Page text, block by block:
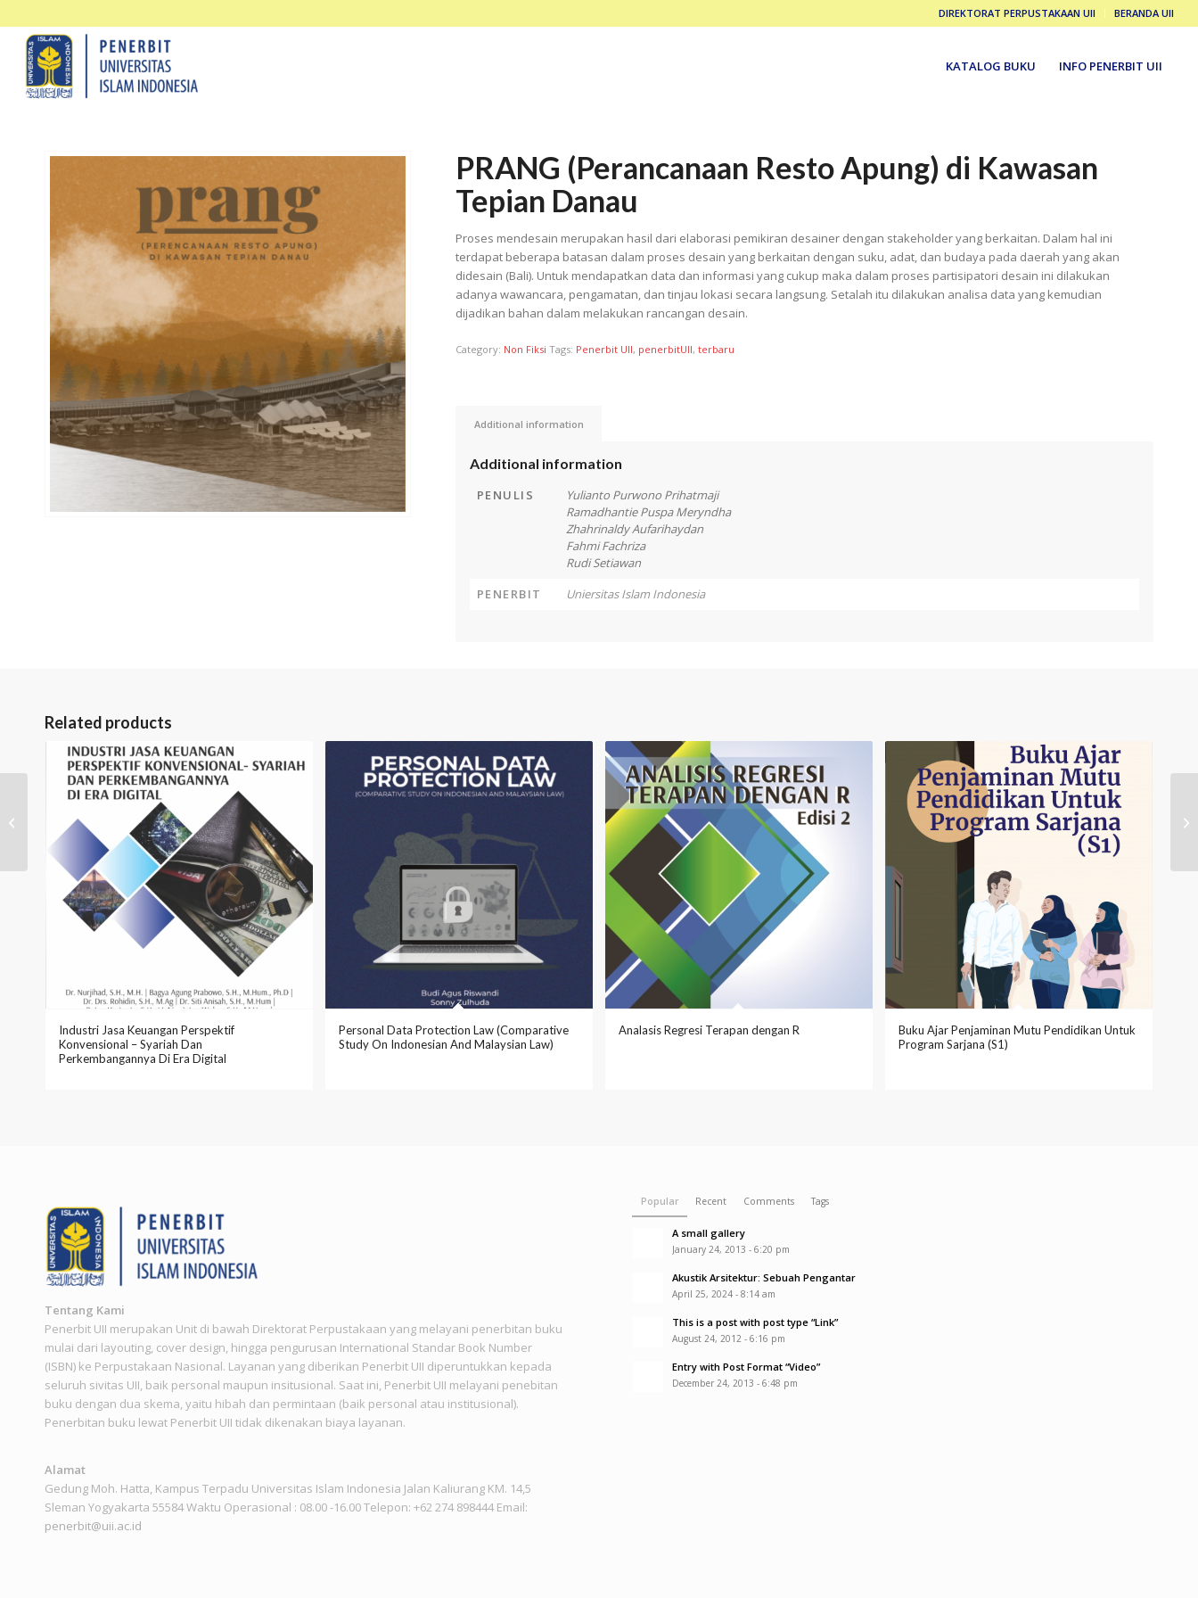
DIREKTORAT PERPUSTAKAAN UII BERANDA UII
KATALOG BUKU INFO PENERBIT UII
PRANG (Perancanaan Resto Apung) di Kawasan
Tepian Danau
Proses mendesain merupakan hasil dari elaborasi pemikiran desainer dengan stakeholder yang berkaitan. Dalam hal ini
terdapat beberapa batasan dalam proses desain yang berkaitan dengan suku, adat, dan budaya pada daerah yang akan
didesain (Bali). Untuk mendapatkan data dan informasi yang cukup maka dalam proses partisipatori desain ini dilakukan
adanya wawancara, pengamatan, dan tinjau lokasi secara langsung. Setalah itu dilakukan analisa data yang kemudian
dijadikan bahan dalam melakukan rancangan desain.
Category: Non Fiksi Tags: Penerbit UII, penerbitUII, terbaru
Additional information
Additional information
PENULIS
Yulianto Purwono Prihatmaji
Ramadhantie Puspa Meryndha
Zhahrinaldy Aufarihaydan
Fahmi Fachriza
Rudi Setiawan
PENERBIT
Uniersitas Islam Indonesia
Related products
Industri Jasa Keuangan Perspektif
Konvensional – Syariah Dan
Perkembangannya Di Era Digital
Personal Data Protection Law (Comparative
Study On Indonesian And Malaysian Law)
Analasis Regresi Terapan dengan R
Buku Ajar Penjaminan Mutu Pendidikan Untuk
Program Sarjana (S1)
Tentang Kami
Penerbit UII merupakan Unit di bawah Direktorat Perpustakaan yang melayani penerbitan buku
mulai dari layouting, cover design, hingga pengurusan International Standar Book Number
(ISBN) ke Perpustakaan Nasional. Layanan yang diberikan Penerbit UII diperuntukkan kepada
seluruh sivitas UII, baik personal maupun insitusional. Saat ini, Penerbit UII melayani penebitan
buku dengan dua skema, yaitu hibah dan permintaan (baik personal atau institusional).
Penerbitan buku lewat Penerbit UII tidak dikenakan biaya layanan.
Alamat
Gedung Moh. Hatta, Kampus Terpadu Universitas Islam Indonesia Jalan Kaliurang KM. 14,5
Sleman Yogyakarta 55584 Waktu Operasional : 08.00 -16.00 Telepon: +62 274 898444 Email:
penerbit@uii.ac.id
Popular Recent Comments Tags
A small gallery
January 24, 2013 - 6:20 pm
Akustik Arsitektur: Sebuah Pengantar
April 25, 2024 - 8:14 am
This is a post with post type “Link”
August 24, 2012 - 6:16 pm
Entry with Post Format “Video”
December 24, 2013 - 6:48 pm
Kemajuan Sains &
Perspektif Islam
Inovasi Teknologi...